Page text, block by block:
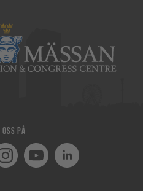
oss på
YoutubeLinkedIn